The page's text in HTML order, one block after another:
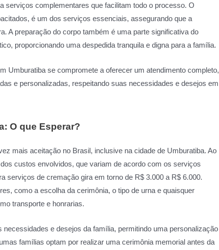
serviços complementares que facilitam todo o processo. O
é um dos serviços essenciais, assegurando que a
A preparação do corpo também é uma parte significativa do
proporcionando uma despedida tranquila e digna para a família.
Umburatiba se compromete a oferecer um atendimento completo,
e personalizadas, respeitando suas necessidades e desejos em
O que Esperar?
mais aceitação no Brasil, inclusive na cidade de Umburatiba. Ao
custos envolvidos, que variam de acordo com os serviços
serviços de cremação gira em torno de R$ 3.000 a R$ 6.000.
como a escolha da cerimônia, o tipo de urna e quaisquer
transporte e honrarias.
e desejos da família, permitindo uma personalização
famílias optam por realizar uma cerimônia memorial antes da